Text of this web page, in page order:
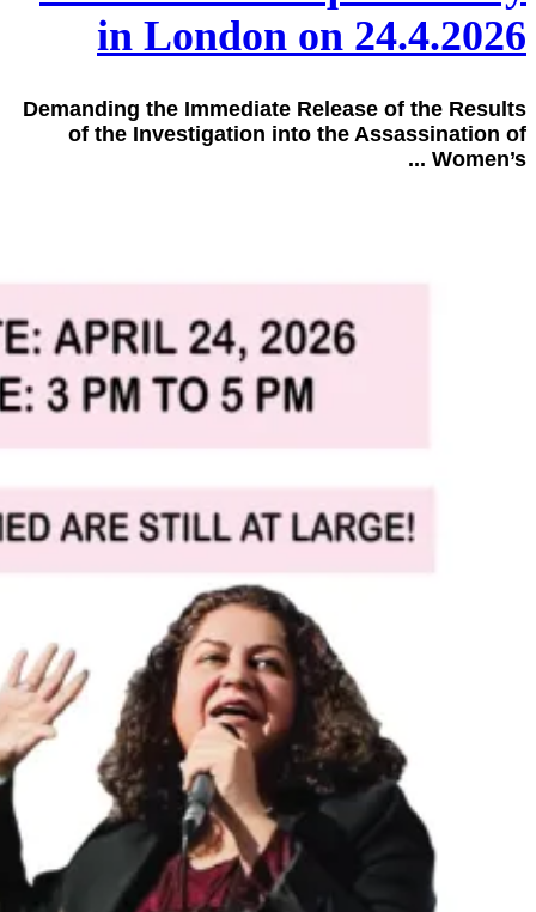
in London on 24.4.2026
Demanding the Immediate Release of the Results
of the Investigation into the Assassination of
Women’s ...